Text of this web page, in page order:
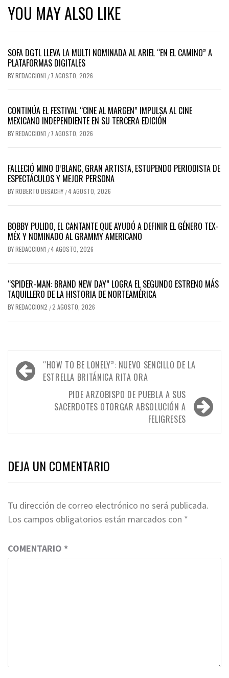
YOU MAY ALSO LIKE
SOFA DGTL LLEVA LA MULTI NOMINADA AL ARIEL “EN EL CAMINO” A
PLATAFORMAS DIGITALES
BYREDACCION1 / 7 AGOSTO, 2026
CONTINÚA EL FESTIVAL “CINE AL MARGEN” IMPULSA AL CINE
MEXICANO INDEPENDIENTE EN SU TERCERA EDICIÓN
BYREDACCION1 / 7 AGOSTO, 2026
FALLECIÓ MINO D’BLANC, GRAN ARTISTA, ESTUPENDO PERIODISTA DE
ESPECTÁCULOS Y MEJOR PERSONA
BYROBERTO DESACHY /4 AGOSTO, 2026
BOBBY PULIDO, EL CANTANTE QUE AYUDÓ A DEFINIR EL GÉNERO TEX-
MÉX Y NOMINADO AL GRAMMY AMERICANO
BYREDACCION1 /4 AGOSTO, 2026
“SPIDER-MAN: BRAND NEW DAY” LOGRA EL SEGUNDO ESTRENO MÁS
TAQUILLERO DE LA HISTORIA DE NORTEAMÉRICA
BYREDACCION2 /2 AGOSTO, 2026
Navegación
de
entradas
“HOW TO BE LONELY”: NUEVO SENCILLO DE LA
ESTRELLA BRITÁNICA RITA ORA
PIDE ARZOBISPO DE PUEBLA A SUS
SACERDOTES OTORGAR ABSOLUCIÓN A
FELIGRESES
DEJA UN COMENTARIO
Tu dirección de correo electrónico no será publicada.
Los campos obligatorios están marcados con *
COMENTARIO *